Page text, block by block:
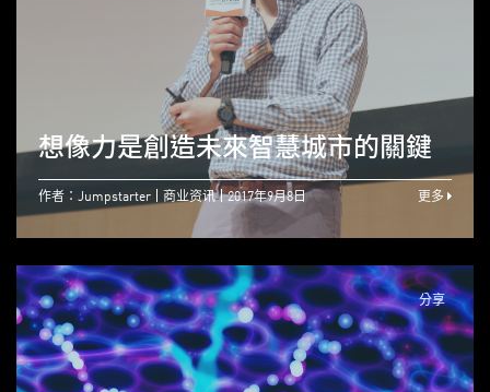
想像力是創造未來智慧城市的關鍵
作者：Jumpstarter 商业资讯 2017年9月8日 更多
分享